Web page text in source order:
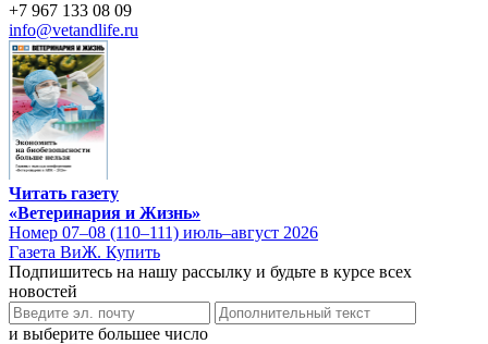
+7 967 133 08 09
info@vetandlife.ru
Читать газету
«Ветеринария и Жизнь»
Номер 07–08 (110–111) июль–август 2026
Газета ВиЖ. Купить
Подпишитесь на нашу рассылку и будьте в курсе всех
новостей
и выберите большее число